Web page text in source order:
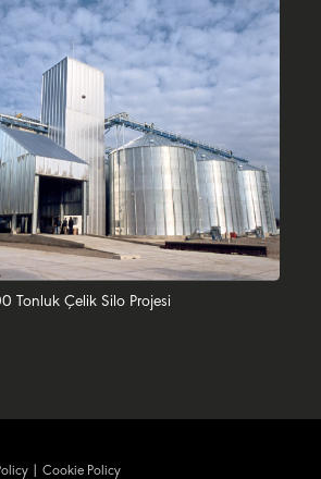
Tonluk Çelik Silo Projesi
Cookie Policy